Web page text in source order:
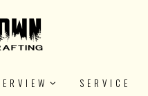
SERVICE